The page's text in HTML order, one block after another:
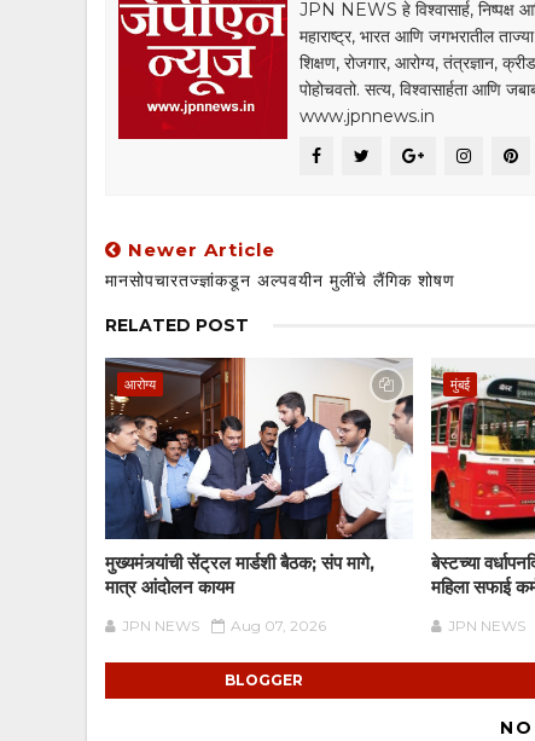
JPN NEWS हे विश्वासार्ह, निष्पक्ष
महाराष्ट्र, भारत आणि जगभरातील
शिक्षण, रोजगार, आरोग्य, तंत्रज्ञान,
पोहोचवतो. सत्य, विश्वासार्हता आणि
www.jpnnews.in
Newer Article
मानसोपचारतज्ज्ञांकडून अल्पवयीन मुलींचे लैंगिक शोषण
RELATED POST
आरोग्य
मुख्यमंत्र्यांची सेंट्रल मार्डशी बैठक; संप मागे,
मात्र आंदोलन कायम
JPN NEWS Aug 07, 2026
मुंबई
बेस्टच्या
महिला सफाई
JPN NEWS
BLOGGER